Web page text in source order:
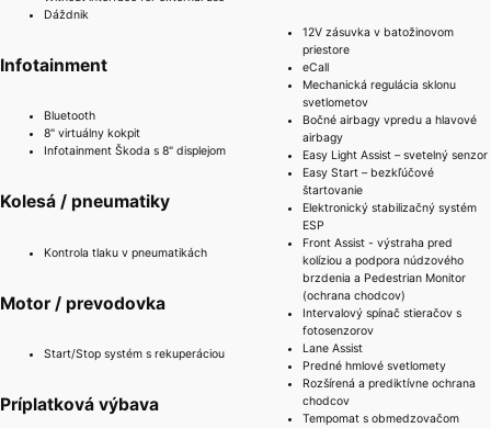
Dáždnik
Infotainment
Bluetooth
8" virtuálny kokpit
Infotainment Škoda s 8" displejom
Kolesá / pneumatiky
Kontrola tlaku v pneumatikách
Motor / prevodovka
Start/Stop systém s rekuperáciou
Príplatková výbava
12V zásuvka v batožinovom
priestore
eCall
Mechanická regulácia sklonu
svetlometov
Bočné airbagy vpredu a hlavové
airbagy
Easy Light Assist – svetelný senzor
Easy Start – bezkľúčové
štartovanie
Elektronický stabilizačný systém
ESP
Front Assist - výstraha pred
kolíziou a podpora núdzového
brzdenia a Pedestrian Monitor
(ochrana chodcov)
Intervalový spínač stieračov s
fotosenzorov
Lane Assist
Predné hmlové svetlomety
Rozšírená a prediktívne ochrana
chodcov
Tempomat s obmedzovačom